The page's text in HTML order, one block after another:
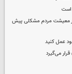
است
در معیشت مردم مشکلی پیش
عمل کنید
می‌گیرد